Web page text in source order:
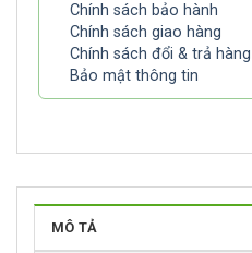
Chính sách bảo hành
Chính sách giao hàng
Chính sách đổi & trả hàng
Bảo mật thông tin
MÔ TẢ